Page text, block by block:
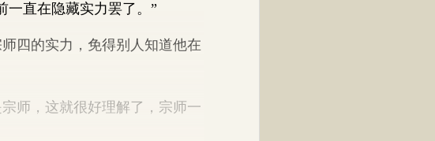
直在隐藏实力罢了。”
的实力，免得别人知道他在
，这就很好理解了，宗师一